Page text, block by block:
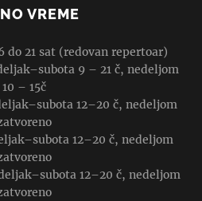
VREME
do 21 sat (redovan repertoar)
9 – 21 č, nedeljom
10 – 15č
12–20 č, nedeljom
12–20 č, nedeljom
12–20 č, nedeljom